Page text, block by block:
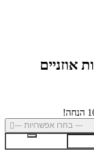
אוזניים
--- בחרו אפשרויות ---